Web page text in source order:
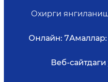
Охирги
Онлайн: 7Амаллар:
Веб-сайтдаги